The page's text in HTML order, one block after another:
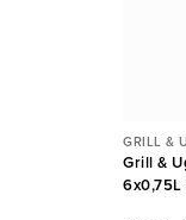
GRILL &
Grill &